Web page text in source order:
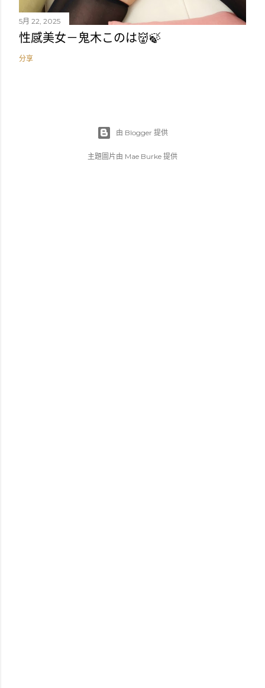
5月 22, 2025
性感美女－鬼木このは👹🍃
分享
由 Blogger 提供
主題圖片由 Mae Burke 提供